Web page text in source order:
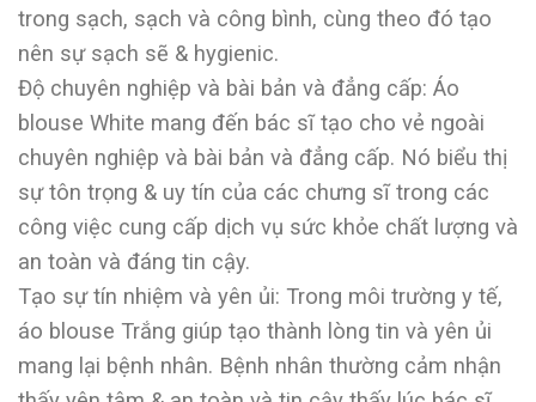
trong sạch, sạch và công bình, cùng theo đó tạo
nên sự sạch sẽ & hygienic.
Độ chuyên nghiệp và bài bản và đẳng cấp: Áo
blouse White mang đến bác sĩ tạo cho vẻ ngoài
chuyên nghiệp và bài bản và đẳng cấp. Nó biểu thị
sự tôn trọng & uy tín của các chưng sĩ trong các
công việc cung cấp dịch vụ sức khỏe chất lượng và
an toàn và đáng tin cậy.
Tạo sự tín nhiệm và yên ủi: Trong môi trường y tế,
áo blouse Trắng giúp tạo thành lòng tin và yên ủi
mang lại bệnh nhân. Bệnh nhân thường cảm nhận